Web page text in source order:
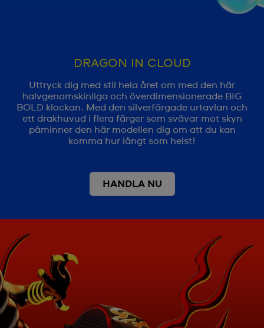
DRAGON IN CLOUD
Uttryck dig med stil hela året om med den här
halvgenomskinliga och överdimensionerade BIG
BOLD klockan. Med den silverfärgade urtavlan och
ett drakhuvud i flera färger som svävar mot skyn
påminner den här modellen dig om att du kan
komma hur långt som helst!
HANDLA NU